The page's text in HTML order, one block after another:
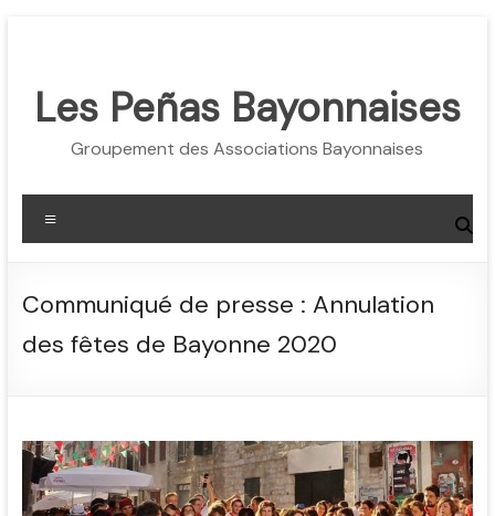
Les Peñas Bayonnaises
Groupement des Associations Bayonnaises
Communiqué de presse : Annulation
des fêtes de Bayonne 2020